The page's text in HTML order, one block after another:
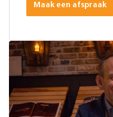
Maak een afspraak